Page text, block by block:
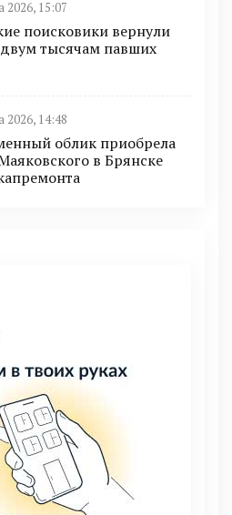
2026, 15:07
поисковики вернули
тысячам павших
2026, 14:48
облик приобрела
в Брянске